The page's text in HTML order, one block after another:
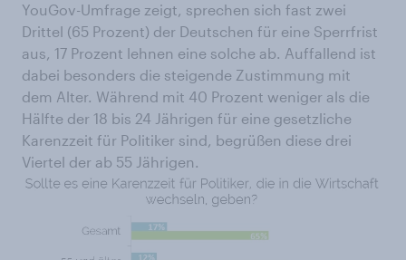
YouGov-Umfrage zeigt, sprechen sich fast zwei
Drittel (65 Prozent) der Deutschen für eine Sperrfrist
aus, 17 Prozent lehnen eine solche ab. Auffallend ist
dabei besonders die steigende Zustimmung mit
dem Alter. Während mit 40 Prozent weniger als die
Hälfte der 18 bis 24 Jährigen für eine gesetzliche
Karenzzeit für Politiker sind, begrüßen diese drei
Viertel der ab 55 Jährigen.